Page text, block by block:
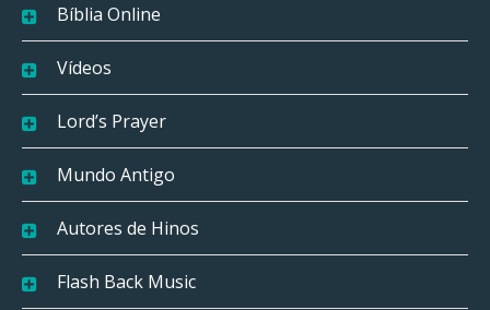
Bíblia Online
Vídeos
Lord’s Prayer
Mundo Antigo
Autores de Hinos
Flash Back Music